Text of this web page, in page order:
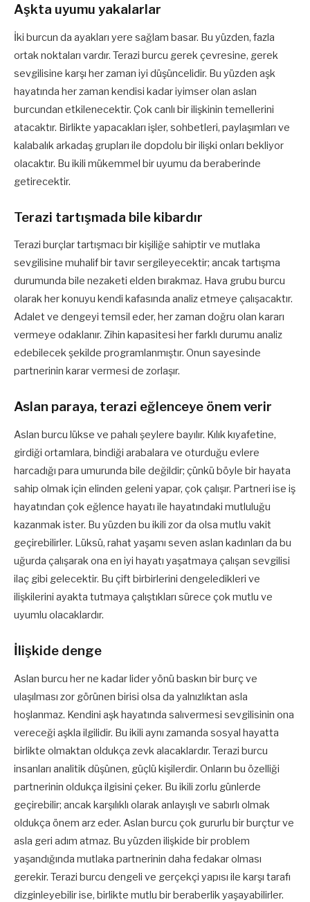
Aşkta uyumu yakalarlar
İki burcun da ayakları yere sağlam basar. Bu yüzden, fazla
ortak noktaları vardır. Terazi burcu gerek çevresine, gerek
sevgilisine karşı her zaman iyi düşüncelidir. Bu yüzden aşk
hayatında her zaman kendisi kadar iyimser olan aslan
burcundan etkilenecektir. Çok canlı bir ilişkinin temellerini
atacaktır. Birlikte yapacakları işler, sohbetleri, paylaşımları ve
kalabalık arkadaş grupları ile dopdolu bir ilişki onları bekliyor
olacaktır. Bu ikili mükemmel bir uyumu da beraberinde
getirecektir.
Terazi tartışmada bile kibardır
Terazi burçlar tartışmacı bir kişiliğe sahiptir ve mutlaka
sevgilisine muhalif bir tavır sergileyecektir; ancak tartışma
durumunda bile nezaketi elden bırakmaz. Hava grubu burcu
olarak her konuyu kendi kafasında analiz etmeye çalışacaktır.
Adalet ve dengeyi temsil eder, her zaman doğru olan kararı
vermeye odaklanır. Zihin kapasitesi her farklı durumu analiz
edebilecek şekilde programlanmıştır. Onun sayesinde
partnerinin karar vermesi de zorlaşır.
Aslan paraya, terazi eğlenceye önem verir
Aslan burcu lükse ve pahalı şeylere bayılır. Kılık kıyafetine,
girdiği ortamlara, bindiği arabalara ve oturduğu evlere
harcadığı para umurunda bile değildir; çünkü böyle bir hayata
sahip olmak için elinden geleni yapar, çok çalışır. Partneri ise iş
hayatından çok eğlence hayatı ile hayatındaki mutluluğu
kazanmak ister. Bu yüzden bu ikili zor da olsa mutlu vakit
geçirebilirler. Lüksü, rahat yaşamı seven aslan kadınları da bu
uğurda çalışarak ona en iyi hayatı yaşatmaya çalışan sevgilisi
ilaç gibi gelecektir. Bu çift birbirlerini dengeledikleri ve
ilişkilerini ayakta tutmaya çalıştıkları sürece çok mutlu ve
uyumlu olacaklardır.
İlişkide denge
Aslan burcu her ne kadar lider yönü baskın bir burç ve
ulaşılması zor görünen birisi olsa da yalnızlıktan asla
hoşlanmaz. Kendini aşk hayatında salıvermesi sevgilisinin ona
vereceği aşkla ilgilidir. Bu ikili aynı zamanda sosyal hayatta
birlikte olmaktan oldukça zevk alacaklardır. Terazi burcu
insanları analitik düşünen, güçlü kişilerdir. Onların bu özelliği
partnerinin oldukça ilgisini çeker. Bu ikili zorlu günlerde
geçirebilir; ancak karşılıklı olarak anlayışlı ve sabırlı olmak
oldukça önem arz eder. Aslan burcu çok gururlu bir burçtur ve
asla geri adım atmaz. Bu yüzden ilişkide bir problem
yaşandığında mutlaka partnerinin daha fedakar olması
gerekir. Terazi burcu dengeli ve gerçekçi yapısı ile karşı tarafı
dizginleyebilir ise, birlikte mutlu bir beraberlik yaşayabilirler.